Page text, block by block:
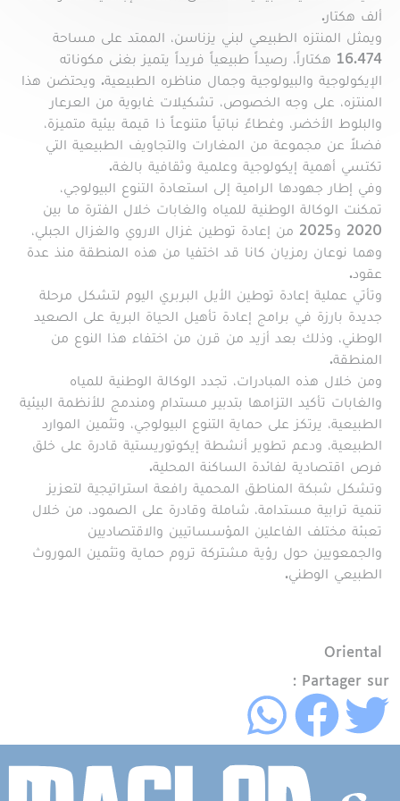
ألف هكتار.
ويمثل المنتزه الطبيعي لبني يزناسن، الممتد على مساحة
16.474 هكتاراً، رصيداً طبيعياً فريداً يتميز بغنى مكوناته
الإيكولوجية والبيولوجية وجمال مناظره الطبيعية. ويحتضن هذا
المنتزه، على وجه الخصوص، تشكيلات غابوية من العرعار
والبلوط الأخضر، وغطاءً نباتياً متنوعاً ذا قيمة بيئية متميزة،
فضلاً عن مجموعة من المغارات والتجاويف الطبيعية التي
تكتسي أهمية إيكولوجية وعلمية وثقافية بالغة.
وفي إطار جهودها الرامية إلى استعادة التنوع البيولوجي،
تمكنت الوكالة الوطنية للمياه والغابات خلال الفترة ما بين
2020 و2025 من إعادة توطين غزال الاروي والغزال الجبلي،
وهما نوعان رمزيان كانا قد اختفيا من هذه المنطقة منذ عدة
عقود.
وتأتي عملية إعادة توطين الأيل البربري اليوم لتشكل مرحلة
جديدة بارزة في برامج إعادة تأهيل الحياة البرية على الصعيد
الوطني، وذلك بعد أزيد من قرن من اختفاء هذا النوع من
المنطقة.
ومن خلال هذه المبادرات، تجدد الوكالة الوطنية للمياه
والغابات تأكيد التزامها بتدبير مستدام ومندمج للأنظمة البيئية
الطبيعية، يرتكز على حماية التنوع البيولوجي، وتثمين الموارد
الطبيعية، ودعم تطوير أنشطة إيكوتوريستية قادرة على خلق
فرص اقتصادية لفائدة الساكنة المحلية.
وتشكل شبكة المناطق المحمية رافعة استراتيجية لتعزيز
تنمية ترابية مستدامة، شاملة وقادرة على الصمود، من خلال
تعبئة مختلف الفاعلين المؤسساتيين والاقتصاديين
والجمعويين حول رؤية مشتركة تروم حماية وتثمين الموروث
الطبيعي الوطني.
Région
Oriental
Partager sur :